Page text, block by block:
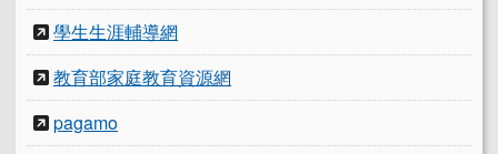
學生生涯輔導網
教育部家庭教育資源網
pagamo